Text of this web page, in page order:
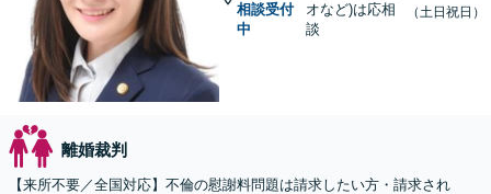
相談受付
中
オなど)は応相
談
（土日祝日）
離婚裁判
【来所不要／全国対応】不倫の慰謝料問題は請求したい方・請求され